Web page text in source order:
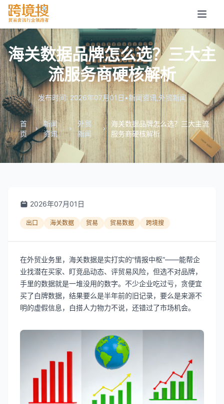
海关数据品牌怎么选？三大主
流服务商硬核解析
发布时间: 2026年07月01日•新闻资讯,外贸新闻
首
页
新闻
资讯
外贸
新闻
海关数据品牌怎么选？三大主流
服务商硬核解析
2026年07月01日
出口 海关数据 贸易 贸易数据 跨境搜
在外贸业务里，海关数据是实打实的“情报中枢”——能帮企
业找潜在买家、盯竞品动态、评贸易风险，但选不对品牌，
手里的数据就是一堆没用的数字。不少企业吃过亏，贪便宜
买了白牌数据，结果要么是半年前的旧记录，要么是来源不
明的虚假信息，白搭人力物力不说，还错过了市场机会。